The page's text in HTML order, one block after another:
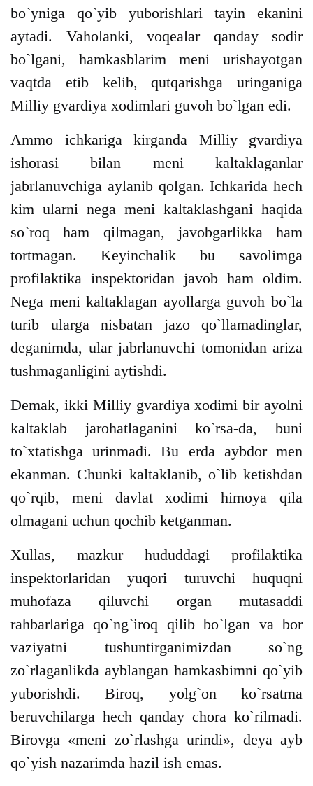
bo`yniga qo`yib yuborishlari tayin ekanini
aytadi. Vaholanki, voqealar qanday sodir
bo`lgani, hamkasblarim meni urishayotgan
vaqtda etib kelib, qutqarishga uringaniga
Milliy gvardiya xodimlari guvoh bo`lgan edi.
Ammo ichkariga kirganda Milliy gvardiya
ishorasi bilan meni kaltaklaganlar
jabrlanuvchiga aylanib qolgan. Ichkarida hech
kim ularni nega meni kaltaklashgani haqida
so`roq ham qilmagan, javobgarlikka ham
tortmagan. Keyinchalik bu savolimga
profilaktika inspektoridan javob ham oldim.
Nega meni kaltaklagan ayollarga guvoh bo`la
turib ularga nisbatan jazo qo`llamadinglar,
deganimda, ular jabrlanuvchi tomonidan ariza
tushmaganligini aytishdi.
Demak, ikki Milliy gvardiya xodimi bir ayolni
kaltaklab jarohatlaganini ko`rsa-da, buni
to`xtatishga urinmadi. Bu erda aybdor men
ekanman. Chunki kaltaklanib, o`lib ketishdan
qo`rqib, meni davlat xodimi himoya qila
olmagani uchun qochib ketganman.
Xullas, mazkur hududdagi profilaktika
inspektorlaridan yuqori turuvchi huquqni
muhofaza qiluvchi organ mutasaddi
rahbarlariga qo`ng`iroq qilib bo`lgan va bor
vaziyatni tushuntirganimizdan so`ng
zo`rlaganlikda ayblangan hamkasbimni qo`yib
yuborishdi. Biroq, yolg`on ko`rsatma
beruvchilarga hech qanday chora ko`rilmadi.
Birovga «meni zo`rlashga urindi», deya ayb
qo`yish nazarimda hazil ish emas.